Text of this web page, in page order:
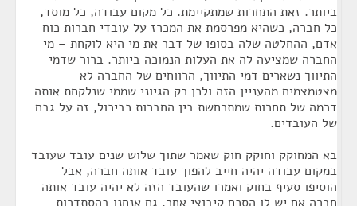
ביותר. זאת התחרות שמתקיימת. כל מקום עבודה, כל מוסד,
כל חברה, כשהיא מפרסמת את המכרז על עובדי חברות כוח
אדם, ההחלטה שלה בסופו של דבר את מי היא לוקחת – מי
החברה שמציעה לה את העלות הנמוכה ביותר. ברור שדמי
התיווך נשארים דמי התיווך, הרווחים של החברה לא
מצטמצמים מהעניין הזה ולכן רק הגיוני שממי שנלקחת אותה
דרמה של תחרות שמתרחשת בין החברות כביכול, זה על גבם
של העובדים.
בא המחוקק וחוקק חוק שאמר שתוך שלוש שנים עובד שעובד
במקום עבודה יהיה חייב להפוך עובד אותה חברה, אבל
הוסיפו סעיף בחוק ואמרו שהעובד הזה לא יהיה עובד אותה